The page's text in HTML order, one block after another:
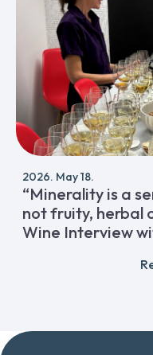
2026. May 18.
“Minerality is a
not fruity, herbal
Wine Interview